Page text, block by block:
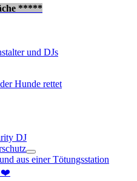
*****
und DJs
DJ
aus einer Tötungsstation